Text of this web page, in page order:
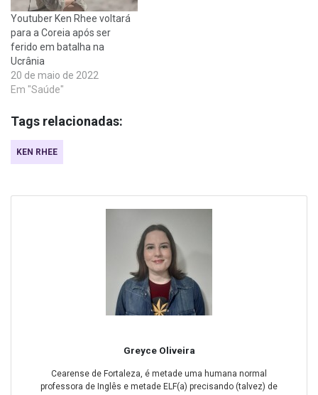
Youtuber Ken Rhee voltará
para a Coreia após ser
ferido em batalha na
Ucrânia
20 de maio de 2022
Em "Saúde"
Tags relacionadas:
KEN RHEE
Greyce Oliveira
Cearense de Fortaleza, é metade uma humana normal
professora de Inglês e metade ELF(a) precisando (talvez) de